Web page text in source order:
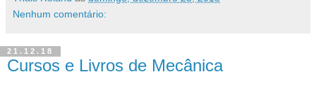
Nenhum comentário:
21.12.18
Cursos e Livros de Mecânica